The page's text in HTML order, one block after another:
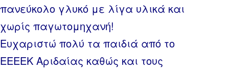
πανεύκολο γλυκό με λίγα υλικά και
χωρίς παγωτομηχανή!
Ευχαριστώ πολύ τα παιδιά από το
ΕΕΕΕΚ Αριδαίας καθώς και τους